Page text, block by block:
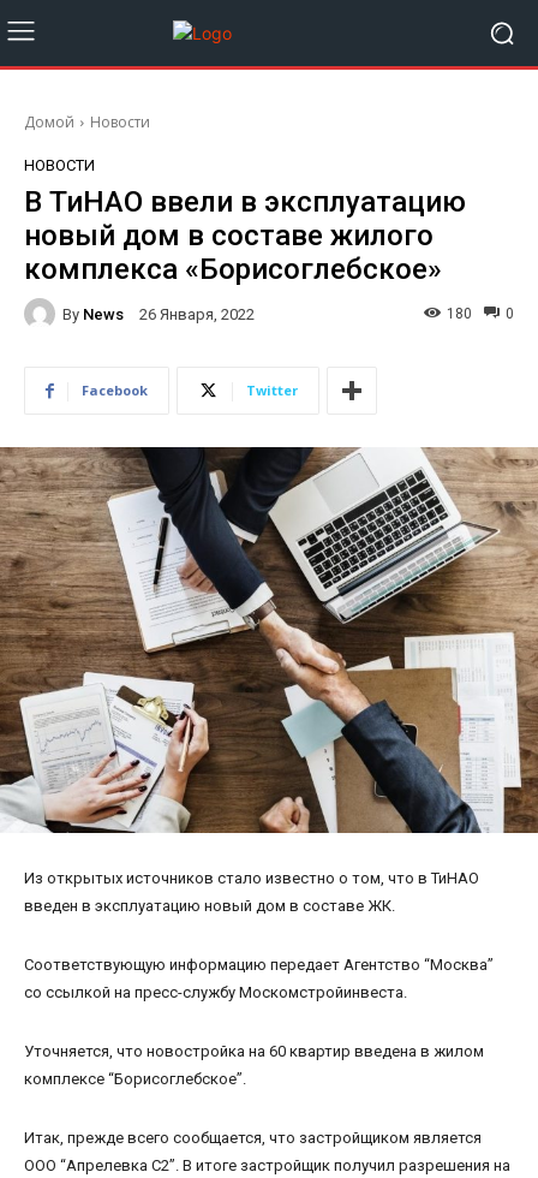
Домой Новости
НОВОСТИ
В ТиНАО ввели в эксплуатацию
новый дом в составе жилого
комплекса «Борисоглебское»
By News 26 Января, 2022 0
180
Facebook Twitter
Из открытых источников стало известно о том, что в ТиНАО
введен в эксплуатацию новый дом в составе ЖК.
Соответствующую информацию передает Агентство “Москва”
со ссылкой на пресс-службу Москомстройинвеста.
Уточняется, что новостройка на 60 квартир введена в жилом
комплексе “Борисоглебское”.
Итак, прежде всего сообщается, что застройщиком является
ООО “Апрелевка С2”. В итоге застройщик получил разрешения на